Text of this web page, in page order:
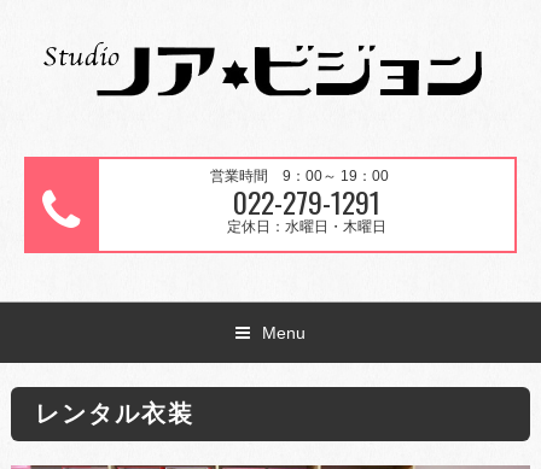
営業時間 9：00～ 19：00
022-279-1291
定休日：水曜日・木曜日
Menu
レンタル衣装